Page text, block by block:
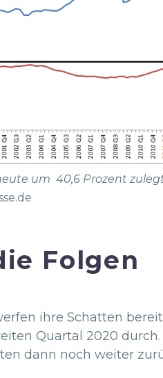
um 40,6 Prozent
Folgen
ihre Schatten
Quartal 2020
dann noch weiter